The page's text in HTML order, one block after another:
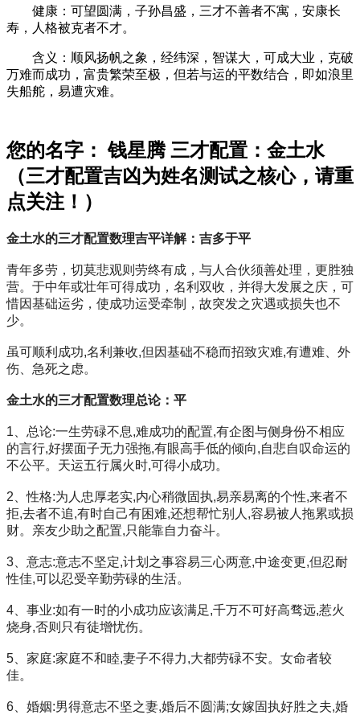
健康：可望圆满，子孙昌盛，三才不善者不寓，安康长
寿，人格被克者不才。
含义：顺风扬帆之象，经纬深，智谋大，可成大业，克破
万难而成功，富贵繁荣至极，但若与运的平数结合，即如浪里
失船舵，易遭灾难。
您的名字： 钱星腾 三才配置：金土水
（三才配置吉凶为姓名测试之核心，请重
点关注！）
金土水的三才配置数理吉平详解：吉多于平
青年多劳，切莫悲观则劳终有成，与人合伙须善处理，更胜独
营。于中年或壮年可得成功，名利双收，并得大发展之庆，可
惜因基础运劣，使成功运受牵制，故突发之灾遇或损失也不
少。
虽可顺利成功,名利兼收,但因基础不稳而招致灾难,有遭难、外
伤、急死之虑。
金土水的三才配置数理总论：平
1、总论:一生劳碌不息,难成功的配置,有企图与侧身份不相应
的言行,好摆面子无力强拖,有眼高手低的倾向,自悲自叹命运的
不公平。天运五行属火时,可得小成功。
2、性格:为人忠厚老实,内心稍微固执,易亲易离的个性,来者不
拒,去者不追,有时自己有困难,还想帮忙别人,容易被人拖累或损
财。亲友少助之配置,只能靠自力奋斗。
3、意志:意志不坚定,计划之事容易三心两意,中途变更,但忍耐
性佳,可以忍受辛勤劳碌的生活。
4、事业:如有一时的小成功应该满足,千万不可好高骛远,惹火
烧身,否则只有徒增忧伤。
5、家庭:家庭不和睦,妻子不得力,大都劳碌不安。女命者较
佳。
6、婚姻:男得意志不坚之妻,婚后不圆满;女嫁固执好胜之夫,婚